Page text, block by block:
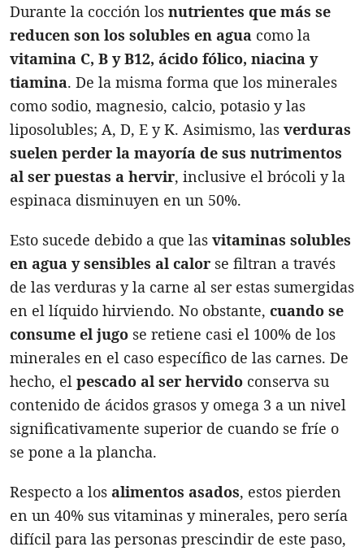
Durante la cocción los nutrientes que más se
reducen son los solubles en agua como la
vitamina C, B y B12, ácido fólico, niacina y
tiamina. De la misma forma que los minerales
como sodio, magnesio, calcio, potasio y las
liposolubles; A, D, E y K. Asimismo, las verduras
suelen perder la mayoría de sus nutrimentos
al ser puestas a hervir, inclusive el brócoli y la
espinaca disminuyen en un 50%.
Esto sucede debido a que las vitaminas solubles
en agua y sensibles al calor se filtran a través
de las verduras y la carne al ser estas sumergidas
en el líquido hirviendo. No obstante, cuando se
consume el jugo se retiene casi el 100% de los
minerales en el caso específico de las carnes. De
hecho, el pescado al ser hervido conserva su
contenido de ácidos grasos y omega 3 a un nivel
significativamente superior de cuando se fríe o
se pone a la plancha.
Respecto a los alimentos asados, estos pierden
en un 40% sus vitaminas y minerales, pero sería
difícil para las personas prescindir de este paso,